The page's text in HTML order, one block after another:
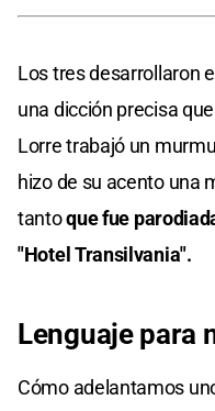
Los tres desarrollaron
una dicción precisa
Lorre trabajó un
hizo de su acento una
tantoque fue
"Hotel Transilvania".
Lenguaje para
Cómo adelantamos